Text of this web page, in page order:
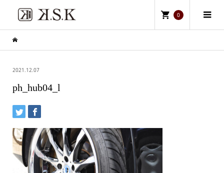
0
2021.12.07
ph_hub04_l